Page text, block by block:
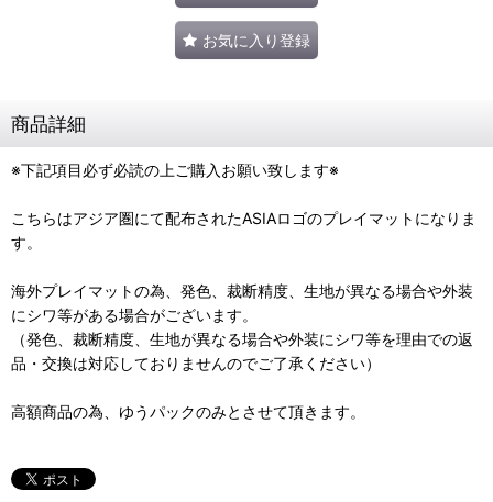
お気に入り登録
商品詳細
※下記項目必ず必読の上ご購入お願い致します※
こちらはアジア圏にて配布されたASIAロゴのプレイマットになりま
す。
海外プレイマットの為、発色、裁断精度、生地が異なる場合や外装
にシワ等がある場合がございます。
（発色、裁断精度、生地が異なる場合や外装にシワ等を理由での返
品・交換は対応しておりませんのでご了承ください）
高額商品の為、ゆうパックのみとさせて頂きます。